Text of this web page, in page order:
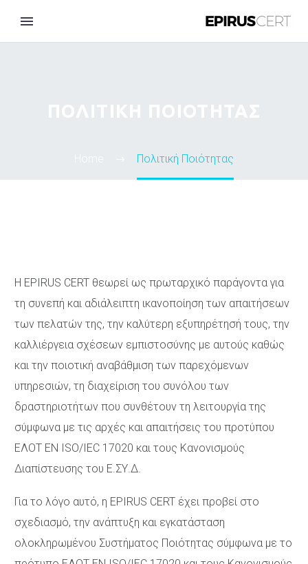
ENGLISH
Πολιτική Ποιότητας
Η EPIRUS CERT θεωρεί ως πρωταρχικό παράγοντα για
τη συνεπή και αδιάλειπτη ικανοποίηση των απαιτήσεων
των πελατών της, την καλύτερη εξυπηρέτησή τους, την
καλλιέργεια σχέσεων εμπιστοσύνης με αυτούς καθώς
και την ποιοτική αναβάθμιση των παρεχόμενων
υπηρεσιών, τη διαχείριση του συνόλου των
δραστηριοτήτων που συνθέτουν τη λειτουργία της
σύμφωνα με τις αρχές και απαιτήσεις του προτύπου
ΕΛΟΤ ΕΝ ISO/IEC 17020 και τους Κανονισμούς
Διαπίστευσης του Ε.ΣΥ.Δ.
Για το λόγο αυτό, η EPIRUS CERT έχει προβεί στο
σχεδιασμό, την ανάπτυξη και εγκατάσταση
ολοκληρωμένου Συστήματος Ποιότητας σύμφωνα με το